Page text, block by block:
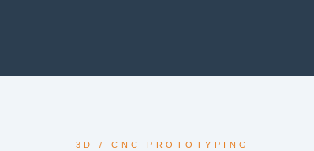
3D / CNC PROTOTYPING